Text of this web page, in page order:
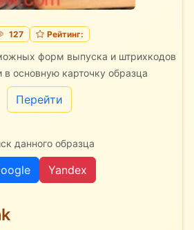
127 Рейтинг:
форм выпуска и штрихкодов
в основную карточку образца
Перейти
данного образца
Yandex